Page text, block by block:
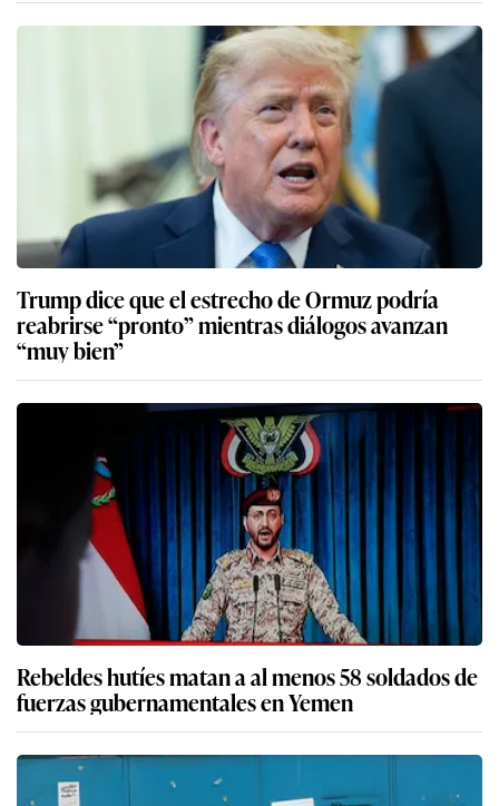
Trump dice que el estrecho de Ormuz podría
reabrirse “pronto” mientras diálogos avanzan
“muy bien”
Rebeldes hutíes matan a al menos 58 soldados de
fuerzas gubernamentales en Yemen